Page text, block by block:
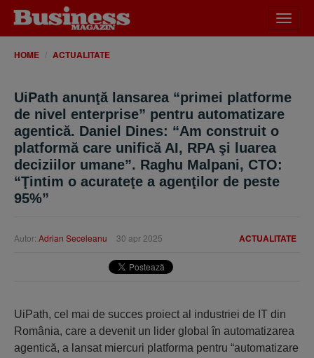
meniu
HOME ACTUALITATE
UiPath anunţă lansarea “primei platforme
de nivel enterprise” pentru automatizare
agentică. Daniel Dines: “Am construit o
platformă care unifică AI, RPA şi luarea
deciziilor umane”. Raghu Malpani, CTO:
“Ţintim o acurateţe a agenţilor de peste
95%”
ACTUALITATE
Autor: Adrian Seceleanu 30 apr 2025
UiPath, cel mai de succes proiect al industriei de IT din
România, care a devenit un lider global în automatizarea
agentică, a lansat miercuri platforma pentru “automatizare